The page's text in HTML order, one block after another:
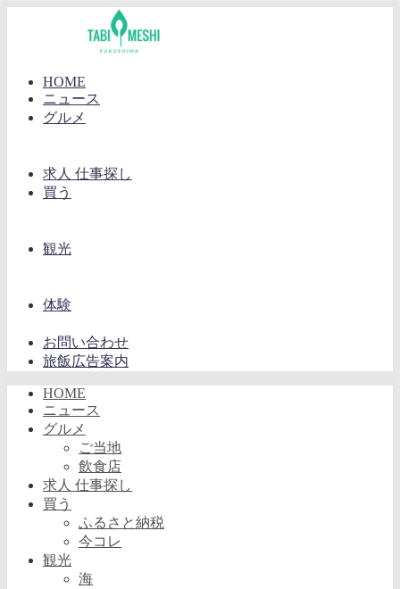
HOME
ニュース
グルメ
求人 仕事探し
買う
観光
体験
お問い合わせ
旅飯広告案内
HOME
ニュース
グルメ
ご当地
飲食店
求人 仕事探し
買う
ふるさと納税
今コレ
観光
海